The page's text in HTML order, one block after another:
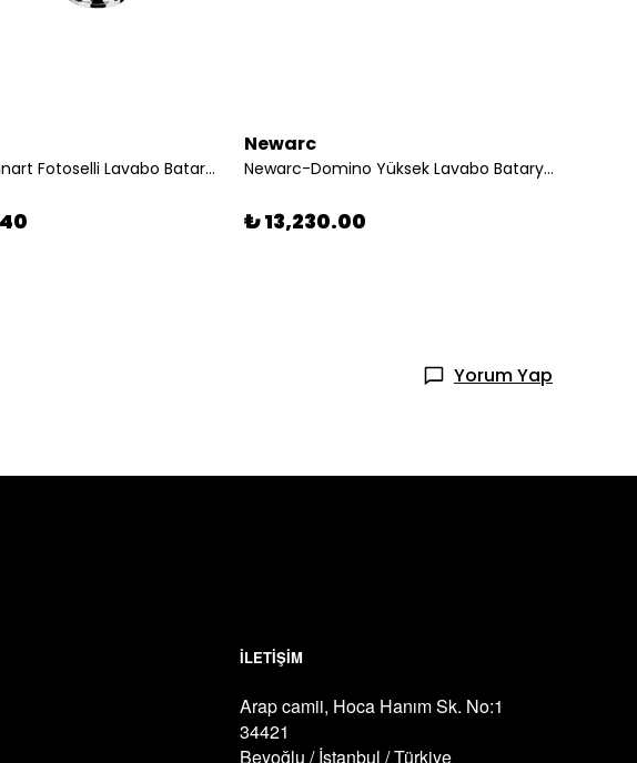
Newarc-- Minart Fotoselli Lavabo Bataryası - Pilli Ve Elektrikli - 514523 311104
Newarc
Newarc-Domino Yüksek Lavabo Bataryası Altın 971628
₺ 13,230.00
Yorum Yap
İLETİŞİM
Arap camii, Hoca Hanım Sk. No:1
34421
Beyoğlu / İstanbul / Türkiye